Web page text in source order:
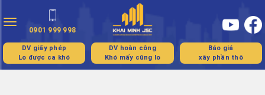
Toggle
navigation
0901 999 998
DV giấy phép
Lo được ca khó
DV hoàn công
Khó mấy cũng lo
Báo giá
xây phần thô